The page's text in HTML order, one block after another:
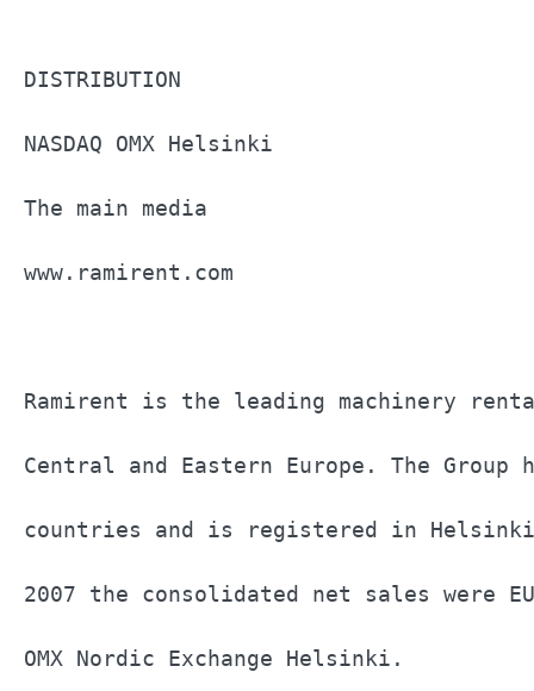
NASDAQ
The
Ramirent is the leading machinery
Central and Eastern Europe. The
countries and is registered in
2007 the consolidated net sales were
OMX Nordic Exchange Helsinki.